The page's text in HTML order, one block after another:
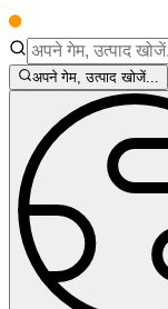
अपने गेम, उत्पाद खोजें...